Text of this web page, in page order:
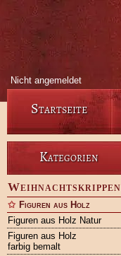
Nicht angemeldet
Startseite
Kategorien
Weihnachtskrippen
Figuren aus Holz
Figuren aus Holz Natur
Figuren aus Holz
farbig bemalt